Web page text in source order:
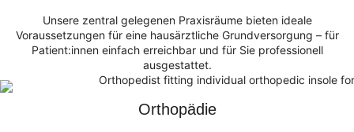
Unsere zentral gelegenen Praxisräume bieten ideale
Voraussetzungen für eine hausärztliche Grundversorgung – für
Patient:innen einfach erreichbar und für Sie professionell
ausgestattet.
Orthopädie